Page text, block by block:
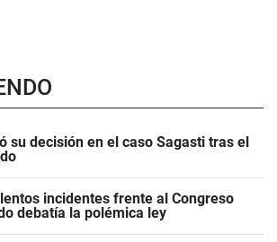
su decisión en el caso Sagasti tras el
incidentes frente al Congreso
debatía la polémica ley